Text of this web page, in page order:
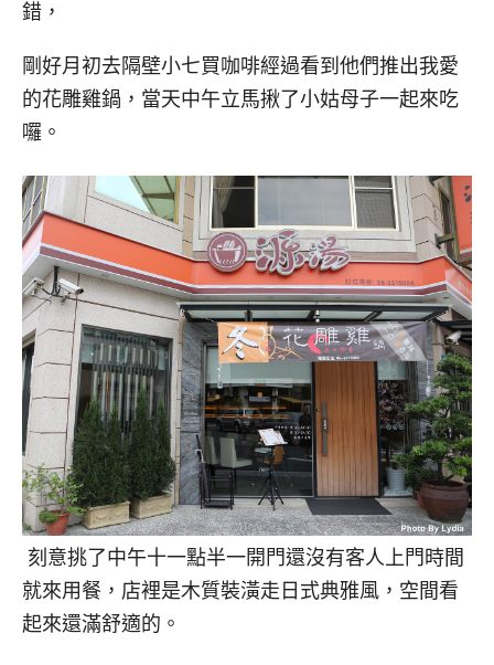
錯，
剛好月初去隔壁小七買咖啡經過看到他們推出我愛
的花雕雞鍋，當天中午立馬揪了小姑母子一起來吃
囉。
刻意挑了中午十一點半一開門還沒有客人上門時間
就來用餐，店裡是木質裝潢走日式典雅風，空間看
起來還滿舒適的。